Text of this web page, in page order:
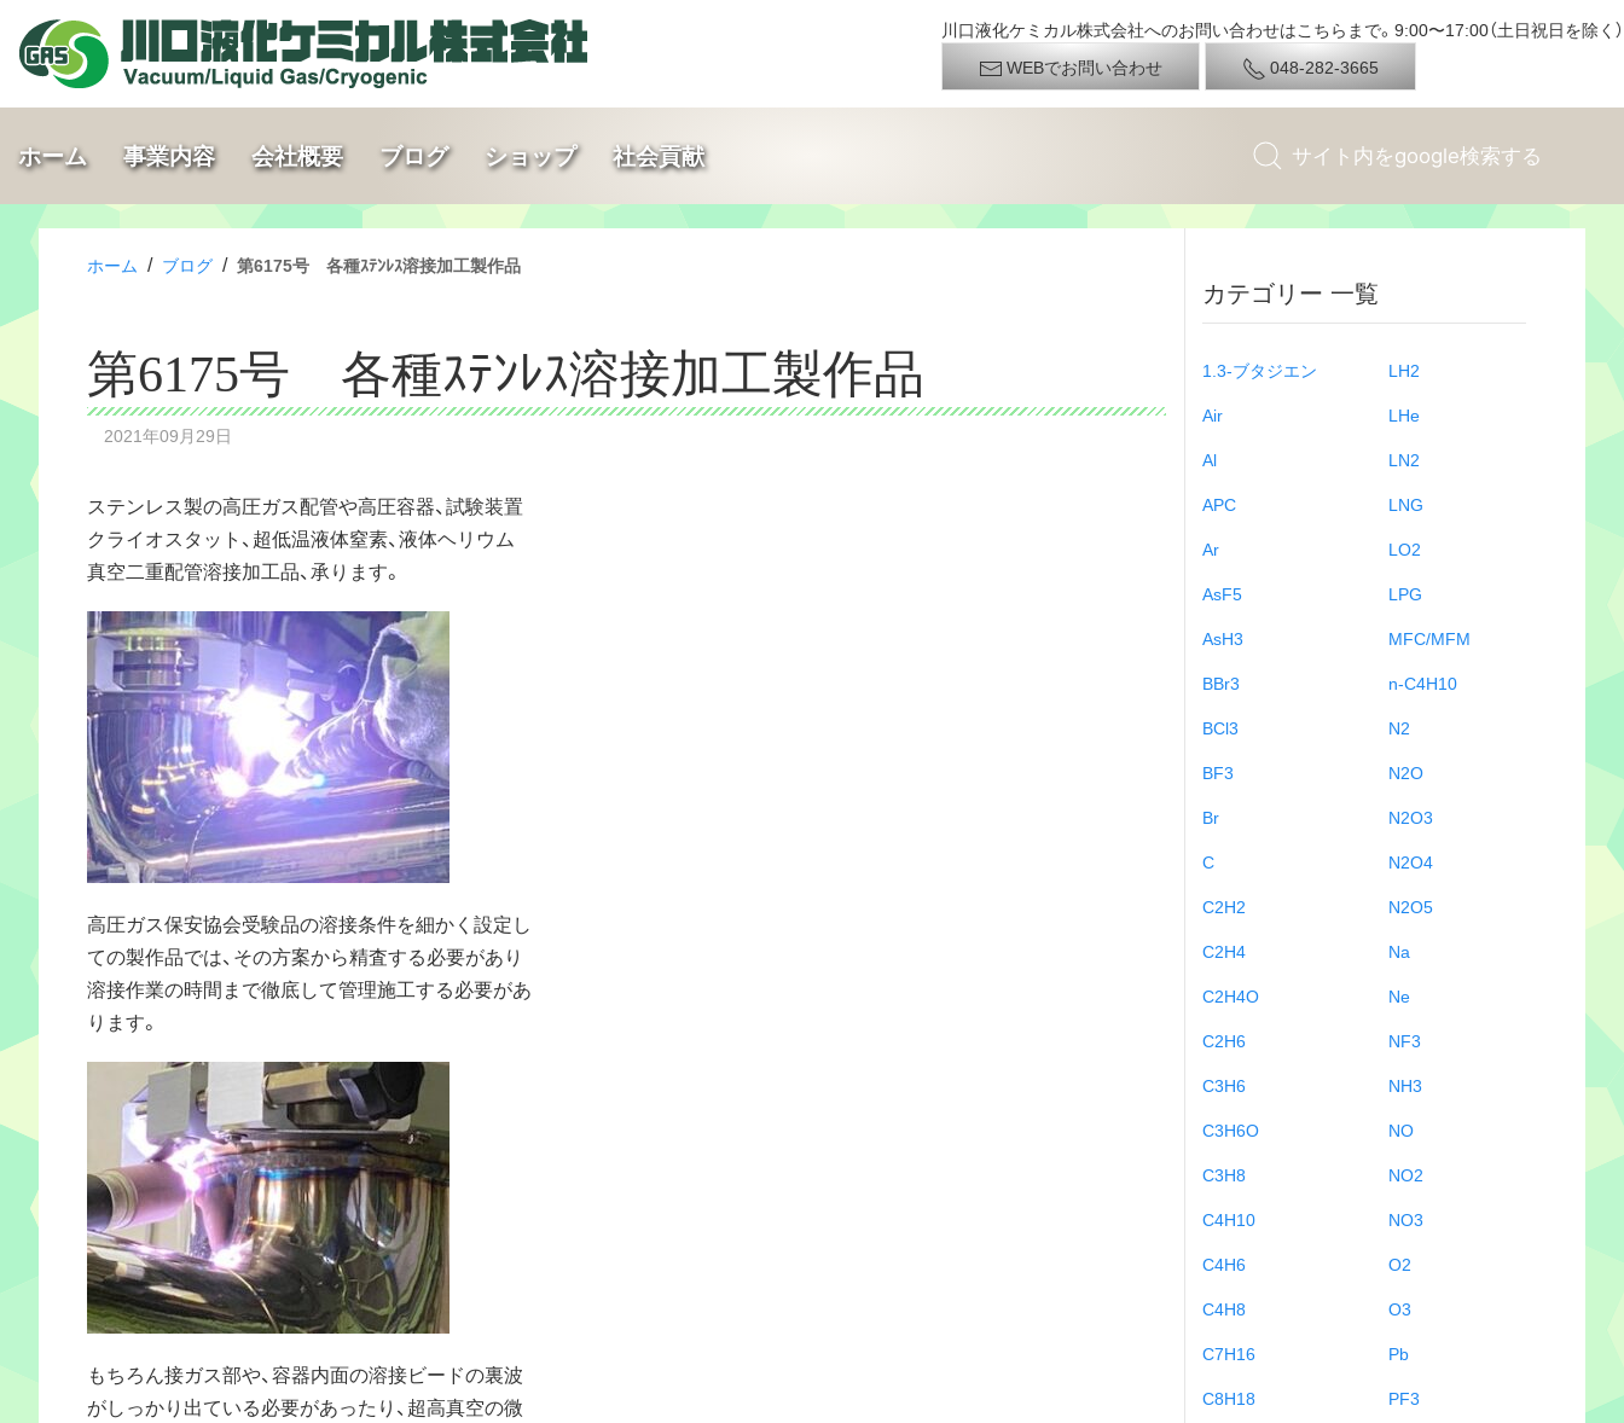
川口液化ケミカル株式会社へのお問い合わせはこちらまで。9:00〜17:00（土日祝日を除く）
WEBでお問い合わせ
048-282-3665
ホーム 事業内容 会社概要 ブログ ショップ 社会貢献
ホーム / ブログ / 第6175号 各種ｽﾃﾝﾚｽ溶接加工製作品
第6175号 各種ｽﾃﾝﾚｽ溶接加工製作品
2021年09月29日
ステンレス製の高圧ガス配管や高圧容器、試験装置
クライオスタット、超低温液体窒素、液体ヘリウム
真空二重配管溶接加工品、承ります。
高圧ガス保安協会受験品の溶接条件を細かく設定し
ての製作品では、その方案から精査する必要があり
溶接作業の時間まで徹底して管理施工する必要があ
ります。
もちろん接ガス部や、容器内面の溶接ビードの裏波
がしっかり出ている必要があったり、超高真空の微
カテゴリー 一覧
1.3-ブタジエン
Air
Al
APC
Ar
AsF5
AsH3
BBr3
BCl3
BF3
Br
C
C2H2
C2H4
C2H4O
C2H6
C3H6
C3H6O
C3H8
C4H10
C4H6
C4H8
C7H16
C8H18
LH2
LHe
LN2
LNG
LO2
LPG
MFC/MFM
n-C4H10
N2
N2O
N2O3
N2O4
N2O5
Na
Ne
NF3
NH3
NO
NO2
NO3
O2
O3
Pb
PF3